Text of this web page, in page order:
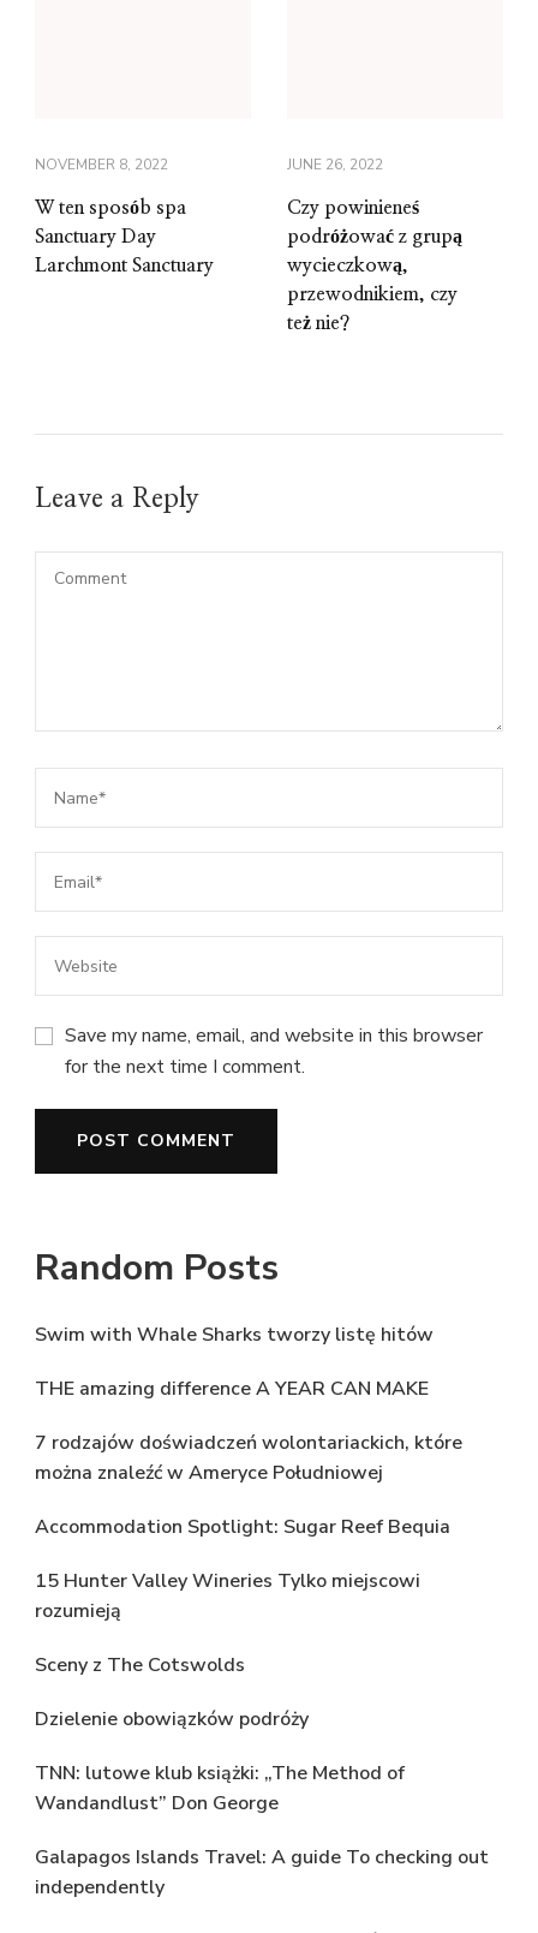
NOVEMBER 8, 2022
W ten sposób spa
Sanctuary Day
Larchmont Sanctuary
JUNE 26, 2022
Czy powinieneś
podróżować z grupą
wycieczkową,
przewodnikiem, czy
też nie?
Leave a Reply
Save my name, email, and website in this browser
for the next time I comment.
Random Posts
Swim with Whale Sharks tworzy listę hitów
THE amazing difference A YEAR CAN MAKE
7 rodzajów doświadczeń wolontariackich, które
można znaleźć w Ameryce Południowej
Accommodation Spotlight: Sugar Reef Bequia
15 Hunter Valley Wineries Tylko miejscowi
rozumieją
Sceny z The Cotswolds
Dzielenie obowiązków podróży
TNN: lutowe klub książki: „The Method of
Wandandlust” Don George
Galapagos Islands Travel: A guide To checking out
independently